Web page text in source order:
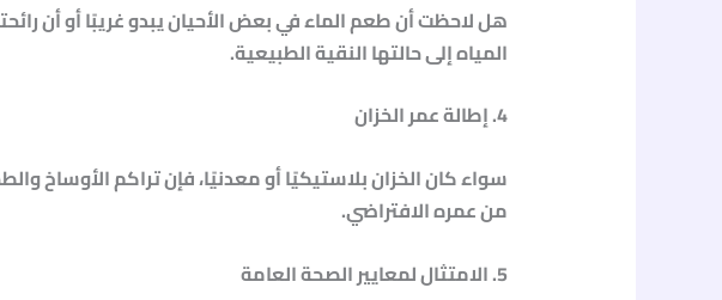
هل لاحظت أن طعم الماء في بعض الأحيان يبدو غريبًا أو أن
المياه إلى حالتها النقية الطبيعية.
4. إطالة عمر الخزان
سواء كان الخزان بلاستيكيًا أو معدنيًا، فإن تراكم الأوساخ
من عمره الافتراضي.
5. الامتثال لمعايير الصحة العامة